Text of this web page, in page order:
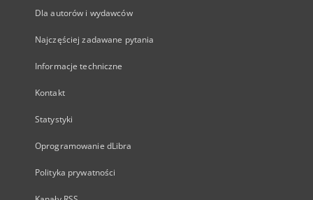
Dla autorów i wydawców
Najczęściej zadawane pytania
Informacje techniczne
Kontakt
Statystyki
Oprogramowanie dLibra
Polityka prywatności